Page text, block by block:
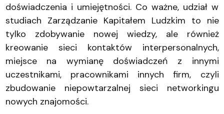
doświadczenia i umiejętności. Co ważne, udział w
studiach Zarządzanie Kapitałem Ludzkim to nie
tylko zdobywanie nowej wiedzy, ale również
kreowanie sieci kontaktów interpersonalnych,
miejsce na wymianę doświadczeń z innymi
uczestnikami, pracownikami innych firm, czyli
zbudowanie niepowtarzalnej sieci networkingu
nowych znajomości.